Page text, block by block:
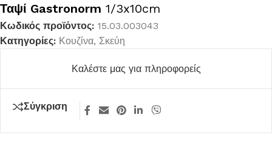
Ταψί Gastronorm 1/3x10cm
Κωδικός προϊόντος: 15.03.003043
Κατηγορίες: Κουζίνα, Σκεύη
Καλέστε μας για πληροφορείς
Σύγκριση